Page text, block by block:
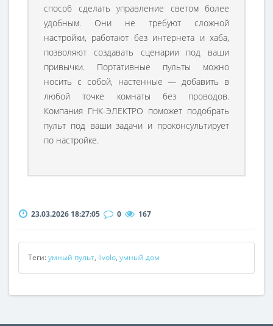
способ сделать управление светом более
удобным. Они не требуют сложной
настройки, работают без интернета и хаба,
позволяют создавать сценарии под ваши
привычки. Портативные пульты можно
носить с собой, настенные — добавить в
любой точке комнаты без проводов.
Компания ГНК-ЭЛЕКТРО поможет подобрать
пульт под ваши задачи и проконсультирует
по настройке.
23.03.2026 18:27:05 0 167
Теги:умный пульт, livolo, умный дом